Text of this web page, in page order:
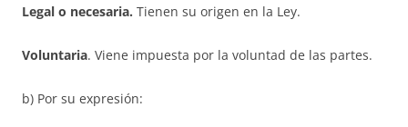
Legal o necesaria. Tienen su origen en la Ley.
Voluntaria. Viene impuesta por la voluntad de las partes.
b) Por su expresión: